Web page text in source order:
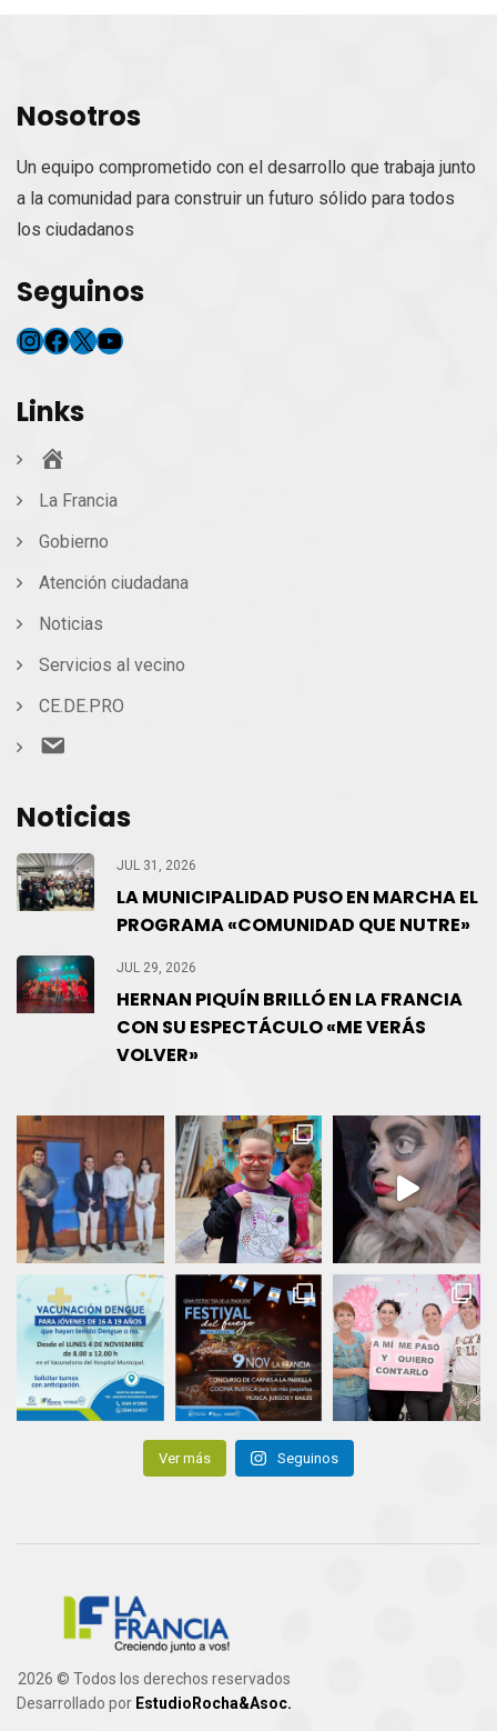
Nosotros
Un equipo comprometido con el desarrollo que trabaja junto
a la comunidad para construir un futuro sólido para todos
los ciudadanos
Seguinos
Instagram
Facebook
X YouTube
Links
La Francia
Gobierno
Atención ciudadana
Noticias
Servicios al vecino
CE.DE.PRO
Noticias
JUL 31, 2026
LA MUNICIPALIDAD PUSO EN MARCHA EL
PROGRAMA «COMUNIDAD QUE NUTRE»
JUL 29, 2026
HERNAN PIQUÍN BRILLÓ EN LA FRANCIA
CON SU ESPECTÁCULO «ME VERÁS
VOLVER»
Ver más Seguinos
2026 © Todos los derechos reservados
Desarrollado por EstudioRocha&Asoc.